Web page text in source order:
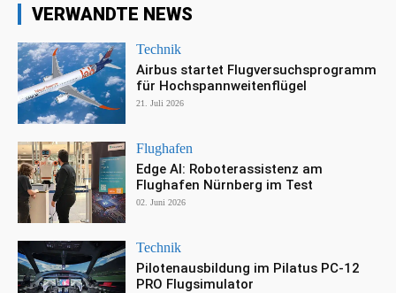
VERWANDTE NEWS
Technik
Airbus startet Flugversuchsprogramm
für Hochspannweitenflügel
21. Juli 2026
Flughafen
Edge AI: Roboterassistenz am
Flughafen Nürnberg im Test
02. Juni 2026
Technik
Pilotenausbildung im Pilatus PC-12
PRO Flugsimulator